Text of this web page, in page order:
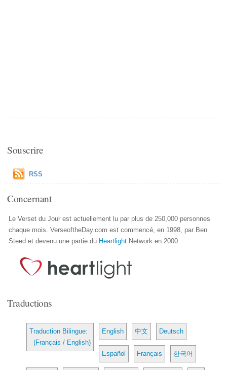
Souscrire
RSS
Concernant
Le Verset du Jour est actuellement lu par plus de 250,000 personnes
chaque mois. VerseoftheDay.com est commencé, en 1998, par Ben
Steed et devenu une partie du Heartlight Network en 2000.
Traductions
Traduction Bilingue:
(Français / English)
English 中文 Deutsch
Español Français 한국어